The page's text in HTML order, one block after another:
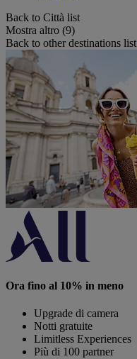
Back to Città list
Mostra altro (9)
Back to other destinations list
Ora fino al 10% in meno
Upgrade di camera
Notti gratuite
Limitless Experiences
Più di 100 partner